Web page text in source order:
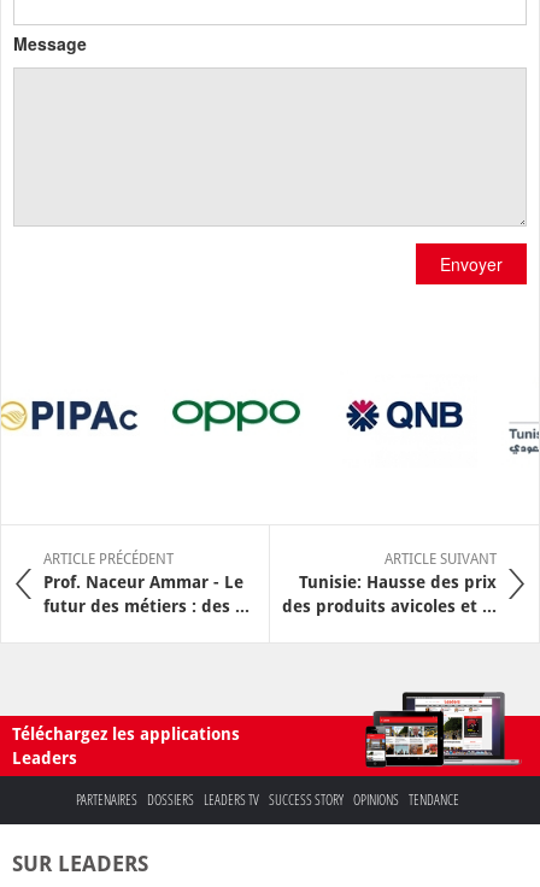
Message
Envoyer
ARTICLE PRÉCÉDENT
Prof. Naceur Ammar - Le
futur des métiers : des ...
ARTICLE SUIVANT
Tunisie: Hausse des prix
des produits avicoles et ...
Téléchargez les applications
Leaders
PARTENAIRES DOSSIERS LEADERS TV SUCCESS STORY OPINIONS TENDANCE
SUR LEADERS